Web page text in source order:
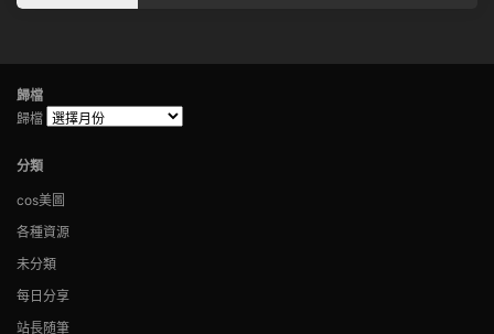
歸檔
歸檔
分類
cos美圖
各種資源
未分類
每日分享
站長随筆